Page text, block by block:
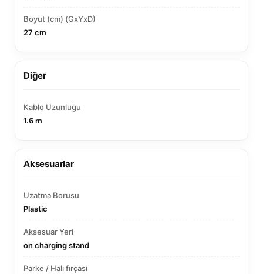
Boyut (cm) (GxYxD)
27 cm
Diğer
Kablo Uzunluğu
1.6 m
Aksesuarlar
Uzatma Borusu
Plastic
Aksesuar Yeri
on charging stand
Parke / Halı fırçası